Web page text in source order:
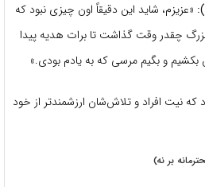
«عزیزم، شاید این دقیقاً اون چیزی نبود که
چقدر وقت گذاشت تا برات هدیه پیدا
بکشیم و بگیم مرسی که به یادم بودی.»
که نیت افراد و تلاش‌شان ارزشمندتر از خود